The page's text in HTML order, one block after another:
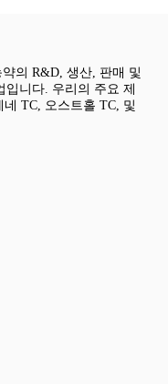
의 R&D, 생산, 판매 및
니다. 우리의 주요 제
TC, 오스트홀 TC, 및